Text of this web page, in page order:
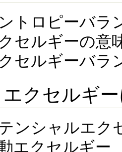
トロピーバラ
セルギーの意
セルギーバラ
クセルギー
ンシャルエク
エクセルギー